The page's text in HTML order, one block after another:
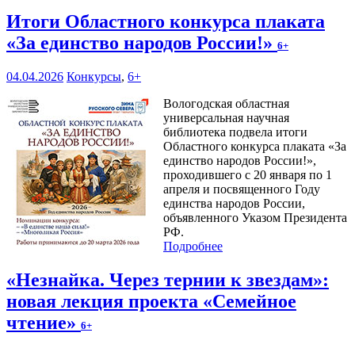
Итоги Областного конкурса плаката
«За единство народов России!» 6+
04.04.2026 Конкурсы, 6+
Вологодская областная
универсальная научная
библиотека подвела итоги
Областного конкурса плаката «За
единство народов России!»,
проходившего с 20 января по 1
апреля и посвященного Году
единства народов России,
объявленного Указом Президента
РФ.
Подробнее
«Незнайка. Через тернии к звездам»:
новая лекция проекта «Семейное
чтение» 6+